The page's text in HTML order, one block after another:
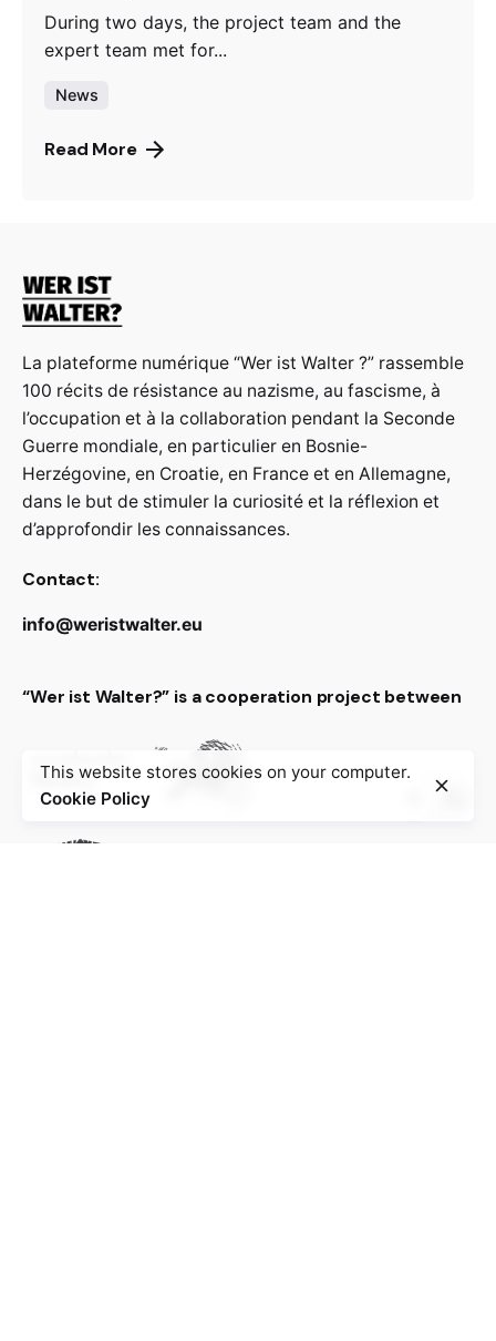
During two days, the project team and the
expert team met for...
News
Read More
La plateforme numérique “Wer ist Walter ?” rassemble
100 récits de résistance au nazisme, au fascisme, à
l’occupation et à la collaboration pendant la Seconde
Guerre mondiale, en particulier en Bosnie-
Herzégovine, en Croatie, en France et en Allemagne,
dans le but de stimuler la curiosité et la réflexion et
d’approfondir les connaissances.
Contact:
info@weristwalter.eu
“Wer ist Walter?” is a cooperation project between
This website stores cookies on your computer.
Cookie Policy